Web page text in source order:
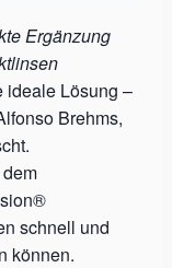
Ergänzung
ideale Lösung –
Brehms,
schnell und
können.